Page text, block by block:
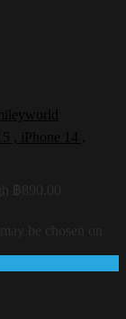
, iPhone 14 ,